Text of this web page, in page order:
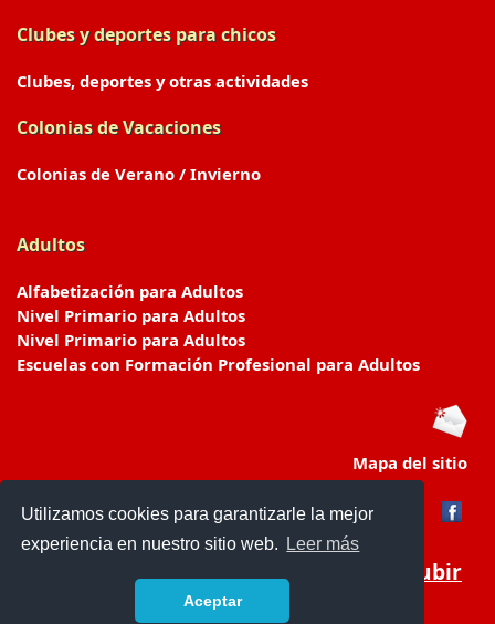
Utilizamos cookies para garantizarle la mejor
experiencia en nuestro sitio web.
Leer más
Aceptar
Clubes y deportes para chicos
Clubes, deportes y otras actividades
Colonias de Vacaciones
Colonias de Verano / Invierno
Adultos
Alfabetización para Adultos
Nivel Primario para Adultos
Nivel Primario para Adultos
Escuelas con Formación Profesional para Adultos
Mapa del sitio
Subir